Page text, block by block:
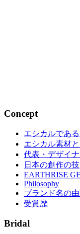
Concept
エシカルであ
エシカル素材
代表・デザイ
日本の創作の技
EARTHRISE
Philosophy
ブランド名の
受賞歴
Bridal